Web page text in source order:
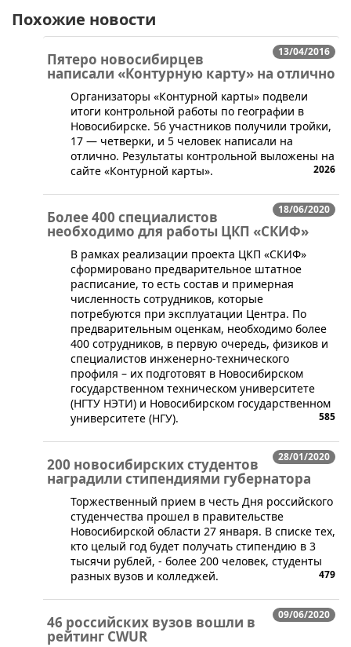
Похожие новости
13/04/2016
Пятеро новосибирцев
написали «Контурную карту» на отлично
Организаторы «Контурной карты» подвели
итоги контрольной работы по географии в
Новосибирске. 56 участников получили тройки,
17 — четверки, и 5 человек написали на
отлично. Результаты контрольной выложены на
сайте «Контурной карты».
2026
18/06/2020
Более 400 специалистов
необходимо для работы ЦКП «СКИФ»
​В рамках реализации проекта ЦКП «СКИФ»
сформировано предварительное штатное
расписание, то есть состав и примерная
численность сотрудников, которые
потребуются при эксплуатации Центра. По
предварительным оценкам, необходимо более
400 сотрудников, в первую очередь, физиков и
специалистов инженерно-технического
профиля – их подготовят в Новосибирском
государственном техническом университете
(НГТУ НЭТИ) и Новосибирском государственном
университете (НГУ).
585
28/01/2020
200 новосибирских студентов
наградили стипендиями губернатора
Торжественный прием в честь Дня российского
студенчества прошел в правительстве
Новосибирской области 27 января. В списке тех,
кто целый год будет получать стипендию в 3
тысячи рублей, - более 200 человек, студенты
разных вузов и колледжей.
479
09/06/2020
46 российских вузов вошли в
рейтинг CWUR